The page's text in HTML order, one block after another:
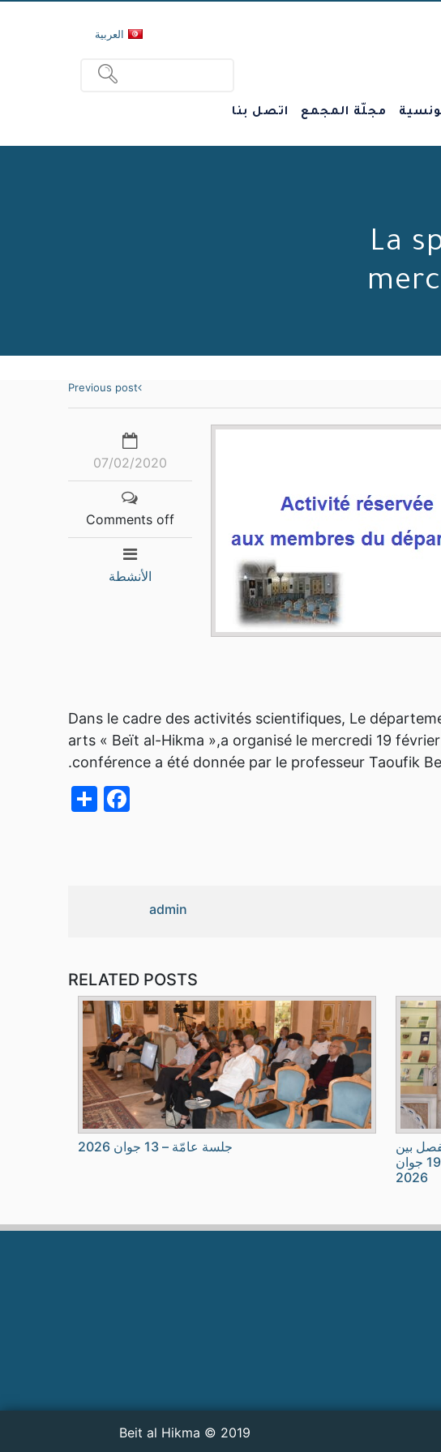
العربية
مجلّة المجمع اتصل بنا
La
Previous post
07/02/2020
Comments off
الأنشطة
Dans le cadre des activités scientifiques, Le
arts « Beït al-Hikma »,a organisé le mercredi 19
conférence a été donnée par le professeur Taoufik
admin
RELATED POSTS
بين
الطبيعة والثقافة للأستاذة فوزيّة فريدة الشرفي 19 جوان
2026
جلسة عامّة – 13 جوان 2026
2019 © Beit al Hikma